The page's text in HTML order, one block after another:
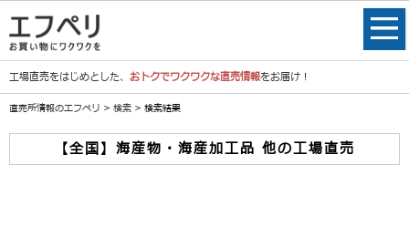
工場直売をはじめとした、 おトクでワクワクな直売情報をお届け！
直売所情報のエフペリ > 検索 > 検索結果
【全国】海産物・海産加工品 他の工場直売